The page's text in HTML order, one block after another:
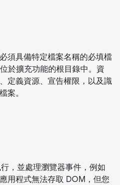
須具備特定檔案名稱的必填檔
於擴充功能的根目錄中。資
定義資源、宣告權限，以及識
案。
，並處理瀏覽器事件，例如
用程式無法存取 DOM，但您